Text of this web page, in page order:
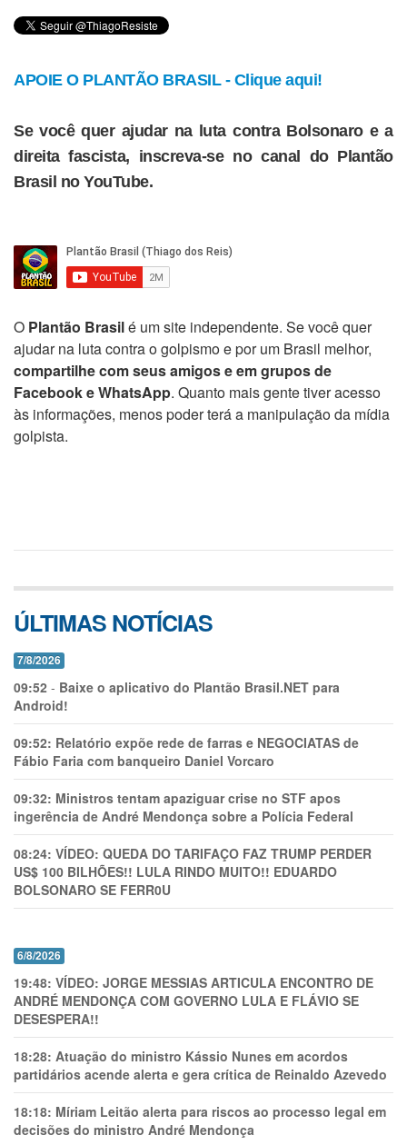
APOIE O PLANTÃO BRASIL - Clique aqui!
Se você quer ajudar na luta contra Bolsonaro e a
direita fascista, inscreva-se no canal do Plantão
Brasil no YouTube.
O Plantão Brasilé um site independente. Se você quer
ajudar na luta contra o golpismo e por um Brasil melhor,
compartilhe com seus amigos e em grupos de
Facebook e WhatsApp. Quanto mais gente tiver acesso
às informações, menos poder terá a manipulação da mídia
golpista.
ÚLTIMAS NOTÍCIAS
7/8/2026
09:52 - Baixe o aplicativo do Plantão Brasil.NET para
Android!
09:52: Relatório expõe rede de farras e NEGOCIATAS de
Fábio Faria com banqueiro Daniel Vorcaro
09:32: Ministros tentam apaziguar crise no STF apos
ingerência de André Mendonça sobre a Polícia Federal
08:24: VÍDEO: QUEDA DO TARIFAÇO FAZ TRUMP PERDER
US$ 100 BILHÕES!! LULA RINDO MUITO!! EDUARDO
BOLSONARO SE FERR0U
6/8/2026
19:48: VÍDEO: JORGE MESSIAS ARTICULA ENCONTRO DE
ANDRÉ MENDONÇA COM GOVERNO LULA E FLÁVIO SE
DESESPERA!!
18:28: Atuação do ministro Kássio Nunes em acordos
partidários acende alerta e gera crítica de Reinaldo Azevedo
18:18: Míriam Leitão alerta para riscos ao processo legal em
decisões do ministro André Mendonça